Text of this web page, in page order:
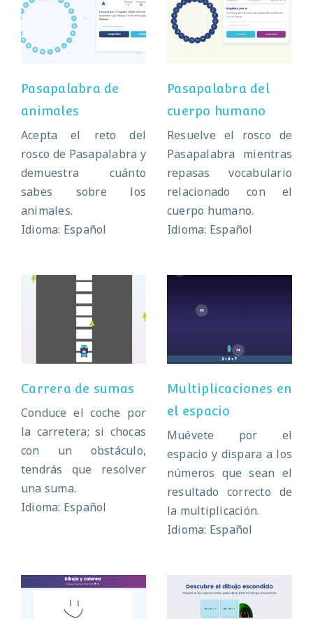
Pasapalabra de
animales
Pasapalabra de
animales
Acepta el reto del
rosco de Pasapalabra y
demuestra cuánto
sabes sobre los
animales.
Idioma: Español
Pasapalabra del
cuerpo humano
Pasapalabra del
cuerpo humano
Resuelve el rosco de
Pasapalabra mientras
repasas vocabulario
relacionado con el
cuerpo humano.
Idioma: Español
sumas
Carrera de sumas
Conduce el coche por
la carretera; si chocas
con un obstáculo,
tendrás que resolver
una suma.
Idioma: Español
Multiplicaciones
Multiplicaciones en
el espacio
Muévete por el
espacio y dispara a los
números que sean el
resultado correcto de
la multiplicación.
Idioma: Español
Dibuja, pinta y